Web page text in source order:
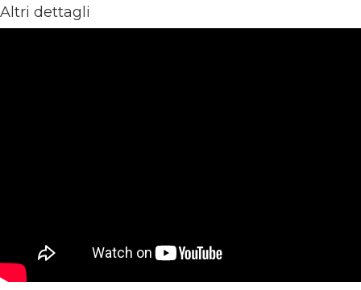
Altri dettagli